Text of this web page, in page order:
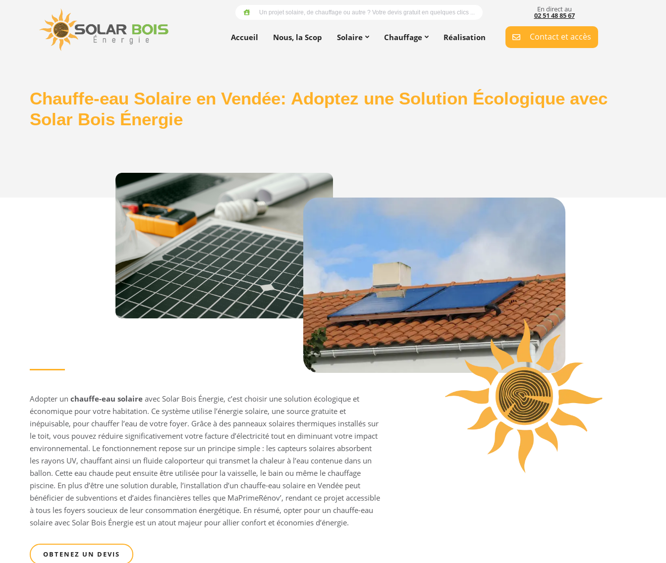
Un projet solaire, de chauffage ou autre ? Votre devis gratuit en quelques clics ... En direct au
02 51 48 85 67
Accueil Nous, la Scop Solaire Chauffage Réalisation Contact et accès
Chauffe-eau Solaire en Vendée: Adoptez une Solution Écologique avec
Solar Bois Énergie
Adopter un chauffe-eau solaire avec Solar Bois Énergie, c’est choisir une solution écologique et
économique pour votre habitation. Ce système utilise l’énergie solaire, une source gratuite et
inépuisable, pour chauffer l’eau de votre foyer. Grâce à des panneaux solaires thermiques installés sur
le toit, vous pouvez réduire significativement votre facture d’électricité tout en diminuant votre impact
environnemental. Le fonctionnement repose sur un principe simple : les capteurs solaires absorbent
les rayons UV, chauffant ainsi un fluide caloporteur qui transmet la chaleur à l’eau contenue dans un
ballon. Cette eau chaude peut ensuite être utilisée pour la vaisselle, le bain ou même le chauffage
piscine. En plus d’être une solution durable, l’installation d’un chauffe-eau solaire en Vendée peut
bénéficier de subventions et d’aides financières telles que MaPrimeRénov’, rendant ce projet accessible
à tous les foyers soucieux de leur consommation énergétique. En résumé, opter pour un chauffe-eau
solaire avec Solar Bois Énergie est un atout majeur pour allier confort et économies d’énergie.
OBTENEZ UN DEVIS